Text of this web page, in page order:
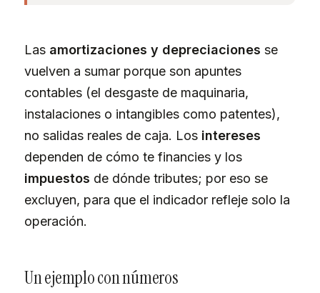
Las amortizaciones y depreciaciones se
vuelven a sumar porque son apuntes
contables (el desgaste de maquinaria,
instalaciones o intangibles como patentes),
no salidas reales de caja. Los intereses
dependen de cómo te financies y los
impuestos de dónde tributes; por eso se
excluyen, para que el indicador refleje solo la
operación.
Un ejemplo con números